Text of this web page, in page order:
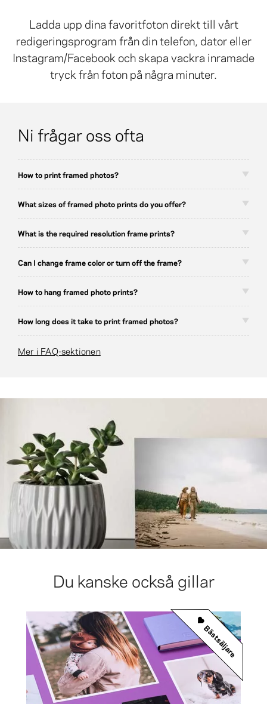
Ladda upp dina favoritfoton direkt till vårt
redigeringsprogram från din telefon, dator eller
Instagram/Facebook och skapa vackra inramade
tryck från foton på några minuter.
Ni frågar oss ofta
How to print framed photos?
What sizes of framed photo prints do you offer?
What is the required resolution frame prints?
Can I change frame color or turn off the frame?
How to hang framed photo prints?
How long does it take to print framed photos?
Mer i FAQ-sektionen
Du kanske också gillar
Bästsäljare